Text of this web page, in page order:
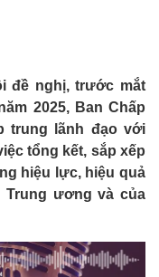
đề nghị, trước mắt
2025, Ban Chấp
trung lãnh đạo với
tổng kết, sắp xếp
hiệu lực, hiệu quả
Trung ương và của